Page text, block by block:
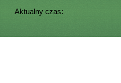
Aktualny czas: